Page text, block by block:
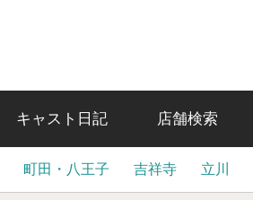
キャスト日記 店舗検索
町田・八王子 吉祥寺 立川